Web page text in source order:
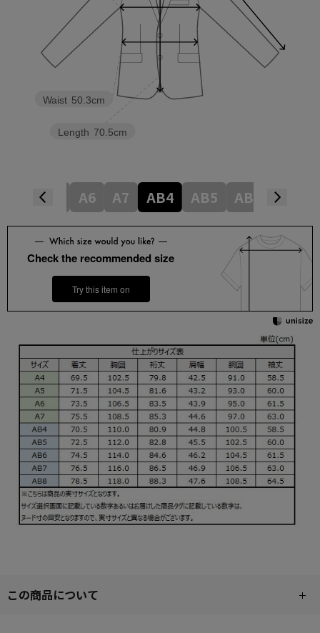
Length 70.5cm
Waist 50.3cm
A5 A6 A7 AB4 AB5 AB6 AB7
Check the recommended size
Try this item on
この商品について